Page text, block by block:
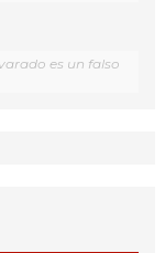
es un falso